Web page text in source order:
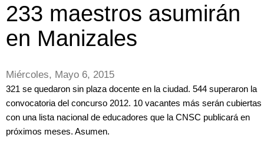
233 maestros asumirán
en Manizales
Miércoles, Mayo 6, 2015
321 se quedaron sin plaza docente en la ciudad. 544 superaron la
convocatoria del concurso 2012. 10 vacantes más serán cubiertas
con una lista nacional de educadores que la CNSC publicará en
próximos meses. Asumen.